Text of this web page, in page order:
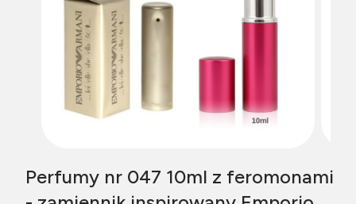
Perfumy nr 047 10ml z feromonami